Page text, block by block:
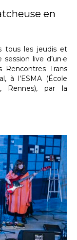
en
tous les jeudis et
live d’un·e
Rencontres Trans
à l’ESMA (École
Rennes), par la